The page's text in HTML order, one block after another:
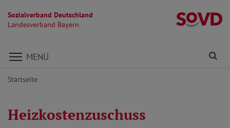
Sozialverband Deutschland
Landesverband Bayern
Direkt zu den Inhalten springen
MENÜ
Startseite
Heizkostenzuschuss